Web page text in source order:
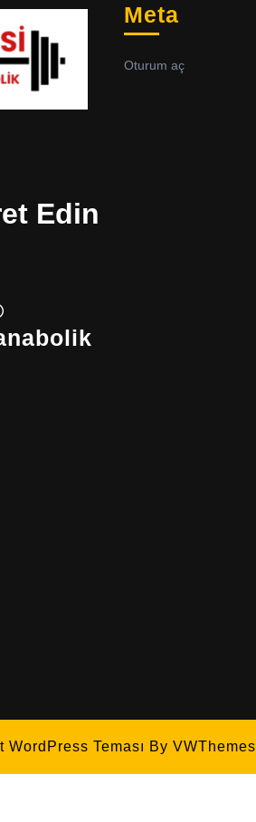
Edin
Meta
Oturum aç
WordPress Teması By VWThemes